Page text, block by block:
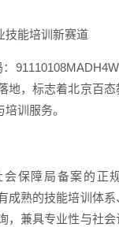
技能培训新赛道
，标志着北京百
训服务。
保障局备案的正
熟的技能培训体
兼具专业性与社